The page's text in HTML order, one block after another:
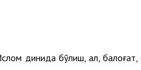
динида бўлиш, ақл,